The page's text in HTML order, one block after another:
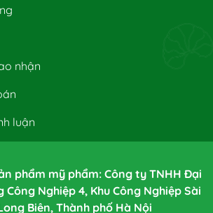
nhận
luận
phẩm mỹ phẩm: Công ty TNHH Đại
Công Nghiệp 4, Khu Công Nghiệp Sài
Biên, Thành phố Hà Nội